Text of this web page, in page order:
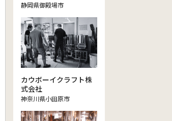
静岡県御殿場市
カウボーイクラフト株
式会社
神奈川県小田原市